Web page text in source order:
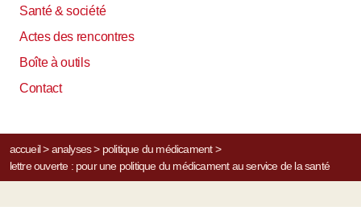
Santé & société
Actes des rencontres
Boîte à outils
Contact
accueil> analyses> politique du médicament>
lettre ouverte : pour une politique du médicament au service de la santé